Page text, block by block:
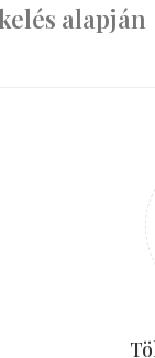
alapján